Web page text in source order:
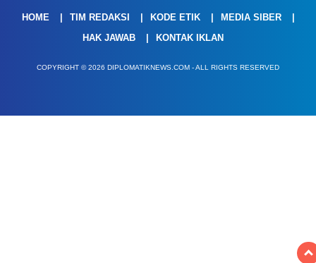
HOME TIM REDAKSI KODE ETIK
MEDIA SIBER
HAK JAWAB
KONTAK IKLAN
COPYRIGHT © 2026 DIPLOMATIKNEWS.COM - ALL RIGHTS RESERVED